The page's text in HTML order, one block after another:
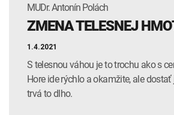
MUDr. Antonín Polách
ZMENA TELESNEJ
1.4.2021
S telesnou váhou je to trochu ako s
Hore ide rýchlo a okamžite, ale
trvá to dlho.